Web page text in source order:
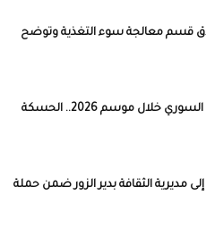
قسم معالجة سوء التغذية وتوضح
قفزة في إنتاج القمح السوري خلال موسم 2026.. الحسكة
إلى مديرية الثقافة بدير الزور ضمن حملة